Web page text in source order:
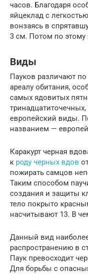
часов. Благодаря
яйцеклад с
вонзаясь в
3 см. Потом по этому
Виды
Пауков различают по
ареалу обитания,
самых ядовитых
европейский виды.
названием —
Каракурт черная
к роду черных вдов
пожирать самцов
Таким способом
создания и защиты
тело покрыто
насчитывают 13. В
Данный вид
распространению в
Паук превосходит
Для борьбы с